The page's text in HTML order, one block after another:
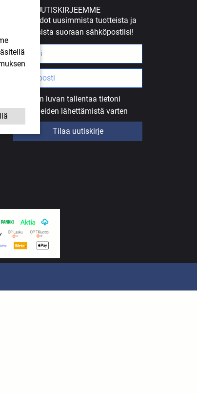
TILAA UUTISKIRJEEMME
Saat tiedot uusimmista tuotteista ja
tarjouksista suoraan sähköpostiisi!
Annan luvan tallentaa tietoni
uutiskirjeiden lähettämistä varten
Tilaa uutiskirje